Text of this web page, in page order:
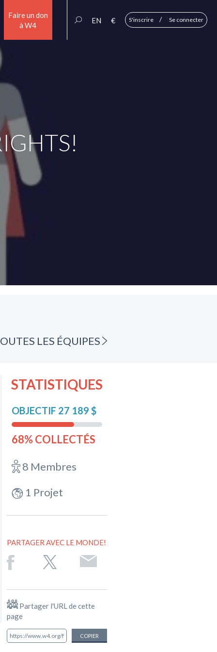
Faire un don
à W4
EN € S'inscrire / Se connecter
LES ÉQUIPES
STATISTIQUES
OBJECTIF 27 189 $
68% COLLECTÉS
8 Membres
1 Projet
PARTAGER AVEC LE MONDE!
Partager l'URL de cette
page
COPIER